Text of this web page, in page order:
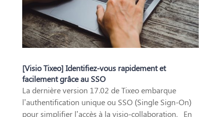
[Visio Tixeo] Identifiez-vous rapidement et
facilement grâce au SSO
La dernière version 17.02 de Tixeo embarque
l’authentification unique ou SSO (Single Sign-On)
pour simplifier l’accès à la visio-collaboration. En